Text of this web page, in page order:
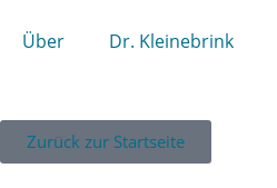
Über Dr. Kleinebrink
Zurück zur Startseite